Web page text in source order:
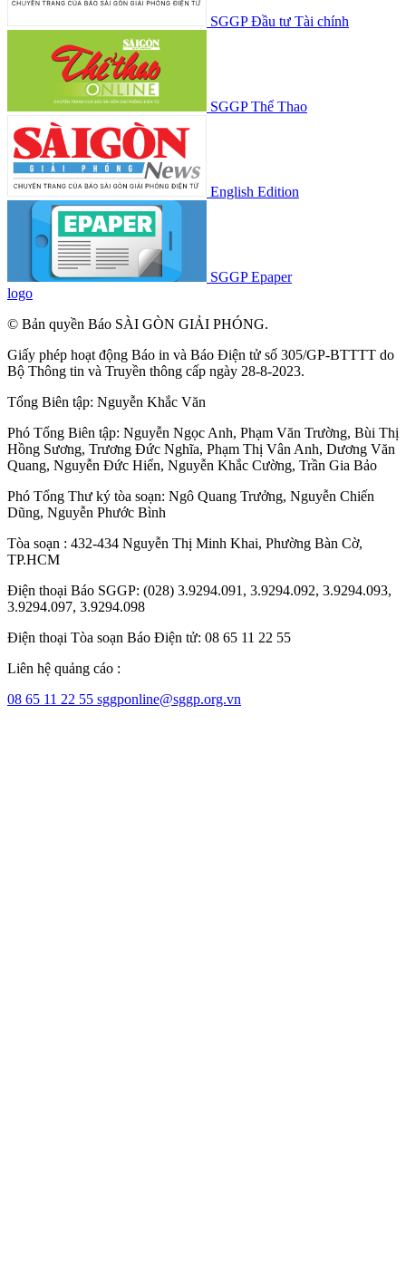
SGGP Đầu tư Tài chính
SGGP Thể Thao
English Edition
SGGP Epaper
logo
© Bản quyền Báo SÀI GÒN GIẢI PHÓNG.
Giấy phép hoạt động Báo in và Báo Điện tử số 305/GP-BTTTT do
Bộ Thông tin và Truyền thông cấp ngày 28-8-2023.
Tổng Biên tập: Nguyễn Khắc Văn
Phó Tổng Biên tập: Nguyễn Ngọc Anh, Phạm Văn Trường, Bùi Thị
Hồng Sương, Trương Đức Nghĩa, Phạm Thị Vân Anh, Dương Văn
Quang, Nguyễn Đức Hiển, Nguyễn Khắc Cường, Trần Gia Bảo
Phó Tổng Thư ký tòa soạn: Ngô Quang Trưởng, Nguyễn Chiến
Dũng, Nguyễn Phước Bình
Tòa soạn : 432-434 Nguyễn Thị Minh Khai, Phường Bàn Cờ,
TP.HCM
Điện thoại Báo SGGP: (028) 3.9294.091, 3.9294.092, 3.9294.093,
3.9294.097, 3.9294.098
Điện thoại Tòa soạn Báo Điện tử: 08 65 11 22 55
Liên hệ quảng cáo :
08 65 11 22 55 sggponline@sggp.org.vn